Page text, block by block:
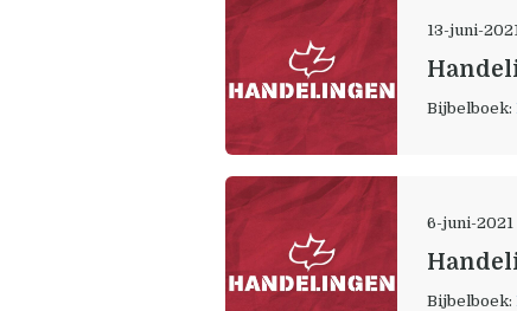
13-juni-
Bijbelboek:
6-juni-2021
Bijbelboek: